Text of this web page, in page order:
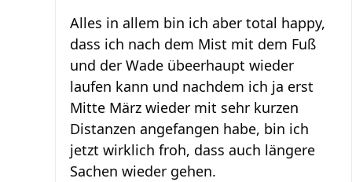
Alles in allem bin ich aber total happy,
dass ich nach dem Mist mit dem Fuß
und der Wade übeerhaupt wieder
laufen kann und nachdem ich ja erst
Mitte März wieder mit sehr kurzen
Distanzen angefangen habe, bin ich
jetzt wirklich froh, dass auch längere
Sachen wieder gehen.